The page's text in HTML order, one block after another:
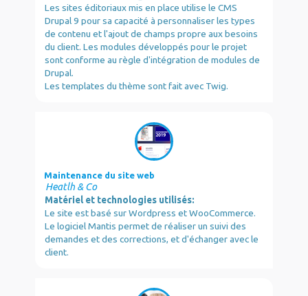
Les sites éditoriaux mis en place utilise le CMS
Drupal 9 pour sa capacité à personnaliser les types
de contenu et l'ajout de champs propre aux besoins
du client. Les modules développés pour le projet
sont conforme au règle d'intégration de modules de
Drupal.
Les templates du thème sont fait avec Twig.
Maintenance du site web
Heatlh & Co
Matériel et technologies utilisés:
Le site est basé sur Wordpress et WooCommerce.
Le logiciel Mantis permet de réaliser un suivi des
demandes et des corrections, et d'échanger avec le
client.